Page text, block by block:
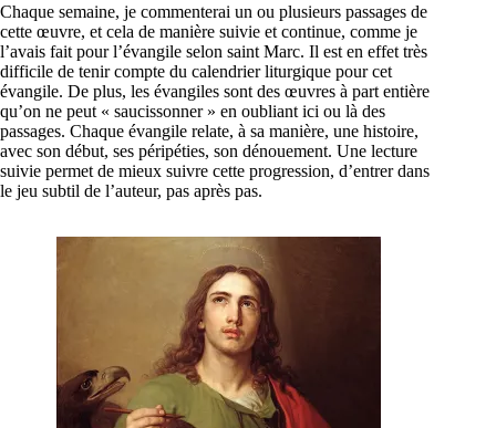
Chaque semaine, je commenterai un ou plusieurs passages de
cette œuvre, et cela de manière suivie et continue, comme je
l’avais fait pour l’évangile selon saint Marc. Il est en effet très
difficile de tenir compte du calendrier liturgique pour cet
évangile. De plus, les évangiles sont des œuvres à part entière
qu’on ne peut « saucissonner » en oubliant ici ou là des
passages. Chaque évangile relate, à sa manière, une histoire,
avec son début, ses péripéties, son dénouement. Une lecture
suivie permet de mieux suivre cette progression, d’entrer dans
le jeu subtil de l’auteur, pas après pas.